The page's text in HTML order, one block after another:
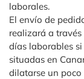
laborales.
El envío de
realizará a través
días laborables
situadas en
dilatarse un poco